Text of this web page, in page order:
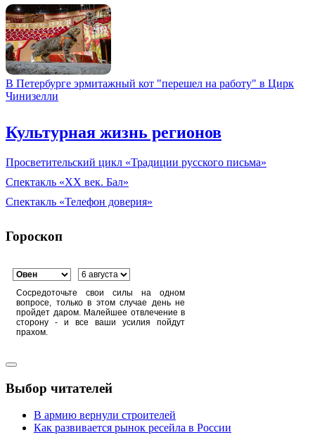
В Петербурге эрмитажный кот "перешел на работу" в Цирк
Чинизелли
Культурная жизнь регионов
Просветительский цикл «Традиции русского письма»
Спектакль «XX век. Бал»
Спектакль «Телефон доверия»
Гороскоп
Сосредоточьте свои силы на одном
вопросе, только в этом случае день не
пройдет даром. Малейшее отвлечение в
сторону - и все ваши усилия пойдут
прахом.
Выбор читателей
В армию вернули строителей
Как развивается рынок ресейла в России